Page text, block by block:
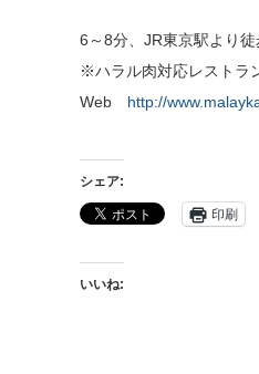
6～8分、JR東京駅より
※ハラル肉対応レストラ
Web http://
シェア:
印刷
いいね: